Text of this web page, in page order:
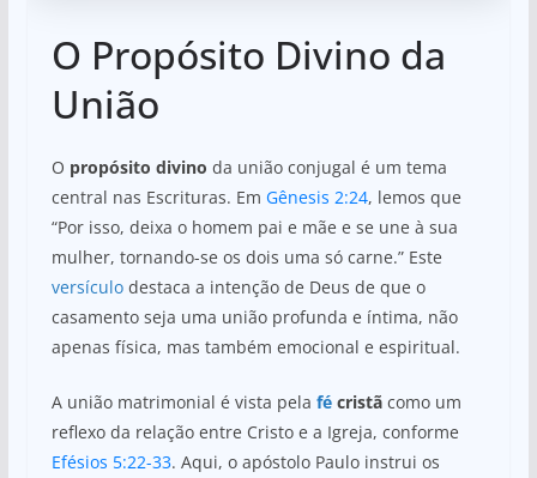
O Propósito Divino da
União
O propósito divino da união conjugal é um tema
central nas Escrituras. Em Gênesis 2:24, lemos que
“Por isso, deixa o homem pai e mãe e se une à sua
mulher, tornando-se os dois uma só carne.” Este
versículodestaca a intenção de Deus de que o
casamento seja uma união profunda e íntima, não
apenas física, mas também emocional e espiritual.
A união matrimonial é vista pela fécristãcomo um
reflexo da relação entre Cristo e a Igreja, conforme
Efésios 5:22-33. Aqui, o apóstolo Paulo instrui os